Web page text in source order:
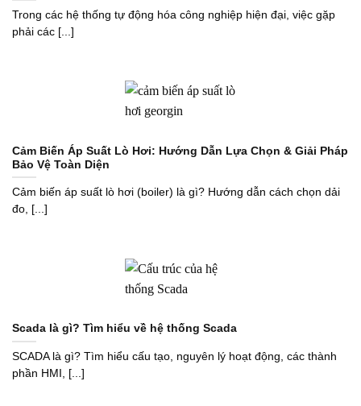
Trong các hệ thống tự động hóa công nghiệp hiện đại, việc gặp
phải các [...]
Cảm Biến Áp Suất Lò Hơi: Hướng Dẫn Lựa Chọn & Giải Pháp
Bảo Vệ Toàn Diện
Cảm biến áp suất lò hơi (boiler) là gì? Hướng dẫn cách chọn dải
đo, [...]
Scada là gì? Tìm hiểu về hệ thống Scada
SCADA là gì? Tìm hiểu cấu tạo, nguyên lý hoạt động, các thành
phần HMI, [...]